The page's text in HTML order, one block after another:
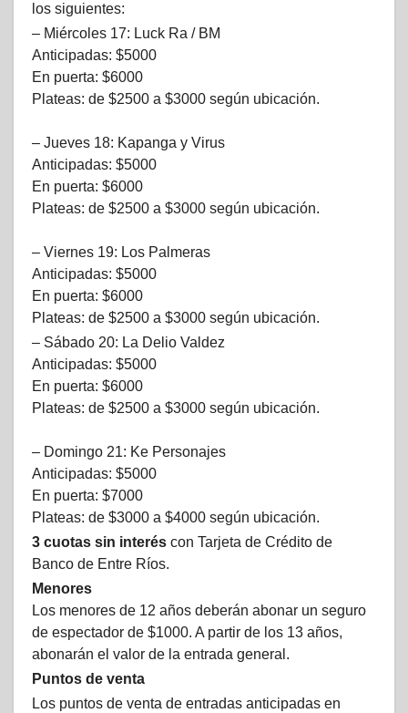
los siguientes:
– Miércoles 17: Luck Ra / BM
Anticipadas: $5000
En puerta: $6000
Plateas: de $2500 a $3000 según ubicación.
– Jueves 18: Kapanga y Virus
Anticipadas: $5000
En puerta: $6000
Plateas: de $2500 a $3000 según ubicación.
– Viernes 19: Los Palmeras
Anticipadas: $5000
En puerta: $6000
Plateas: de $2500 a $3000 según ubicación.
– Sábado 20: La Delio Valdez
Anticipadas: $5000
En puerta: $6000
Plateas: de $2500 a $3000 según ubicación.
– Domingo 21: Ke Personajes
Anticipadas: $5000
En puerta: $7000
Plateas: de $3000 a $4000 según ubicación.
3 cuotas sin interés con Tarjeta de Crédito de
Banco de Entre Ríos.
Menores
Los menores de 12 años deberán abonar un seguro
de espectador de $1000. A partir de los 13 años,
abonarán el valor de la entrada general.
Puntos de venta
Los puntos de venta de entradas anticipadas en